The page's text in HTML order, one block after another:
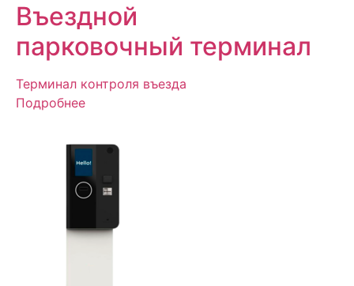
Въездной
парковочный терминал
Терминал контроля въезда
Подробнее